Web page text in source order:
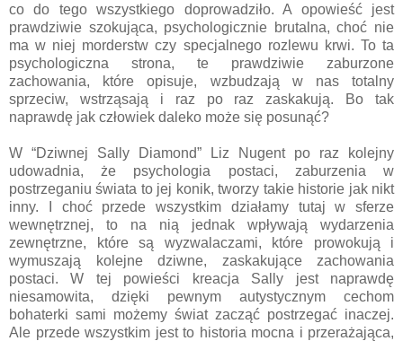
co do tego wszystkiego doprowadziło. A opowieść jest
prawdziwie szokująca, psychologicznie brutalna, choć nie
ma w niej morderstw czy specjalnego rozlewu krwi. To ta
psychologiczna strona, te prawdziwie zaburzone
zachowania, które opisuje, wzbudzają w nas totalny
sprzeciw, wstrząsają i raz po raz zaskakują. Bo tak
naprawdę jak człowiek daleko może się posunąć?
W “Dziwnej Sally Diamond” Liz Nugent po raz kolejny
udowadnia, że psychologia postaci, zaburzenia w
postrzeganiu świata to jej konik, tworzy takie historie jak nikt
inny. I choć przede wszystkim działamy tutaj w sferze
wewnętrznej, to na nią jednak wpływają wydarzenia
zewnętrzne, które są wyzwalaczami, które prowokują i
wymuszają kolejne dziwne, zaskakujące zachowania
postaci. W tej powieści kreacja Sally jest naprawdę
niesamowita, dzięki pewnym autystycznym cechom
bohaterki sami możemy świat zacząć postrzegać inaczej.
Ale przede wszystkim jest to historia mocna i przerażająca,